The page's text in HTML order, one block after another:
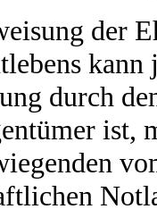
der
durch
ist,